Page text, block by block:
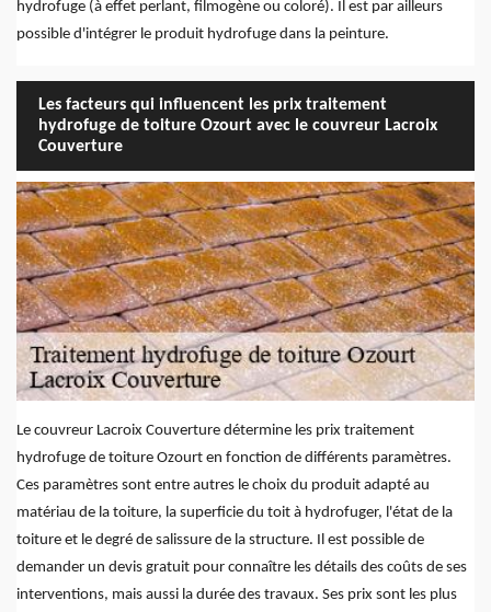
hydrofuge (à effet perlant, filmogène ou coloré). Il est par ailleurs
possible d'intégrer le produit hydrofuge dans la peinture.
Les facteurs qui influencent les prix traitement
hydrofuge de toiture Ozourt avec le couvreur Lacroix
Couverture
Le couvreur Lacroix Couverture détermine les prix traitement
hydrofuge de toiture Ozourt en fonction de différents paramètres.
Ces paramètres sont entre autres le choix du produit adapté au
matériau de la toiture, la superficie du toit à hydrofuger, l'état de la
toiture et le degré de salissure de la structure. Il est possible de
demander un devis gratuit pour connaître les détails des coûts de ses
interventions, mais aussi la durée des travaux. Ses prix sont les plus